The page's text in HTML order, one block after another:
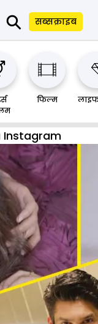
⚲ सब्सक्राइब
फिल्म
Instagram